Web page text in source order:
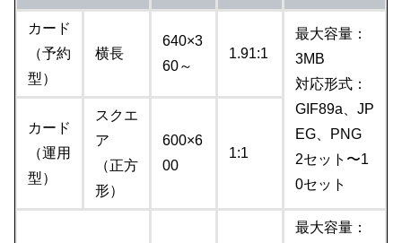
カード
（予約
型）
横長
640×3
60～
1.91:1
最大容量：
3MB
対応形式：
GIF89a、JP
EG、PNG
2セット〜1
0セット
カード
（運用
型）
スクエ
ア
（正方
形）
600×6
00
1:1
最大容量：